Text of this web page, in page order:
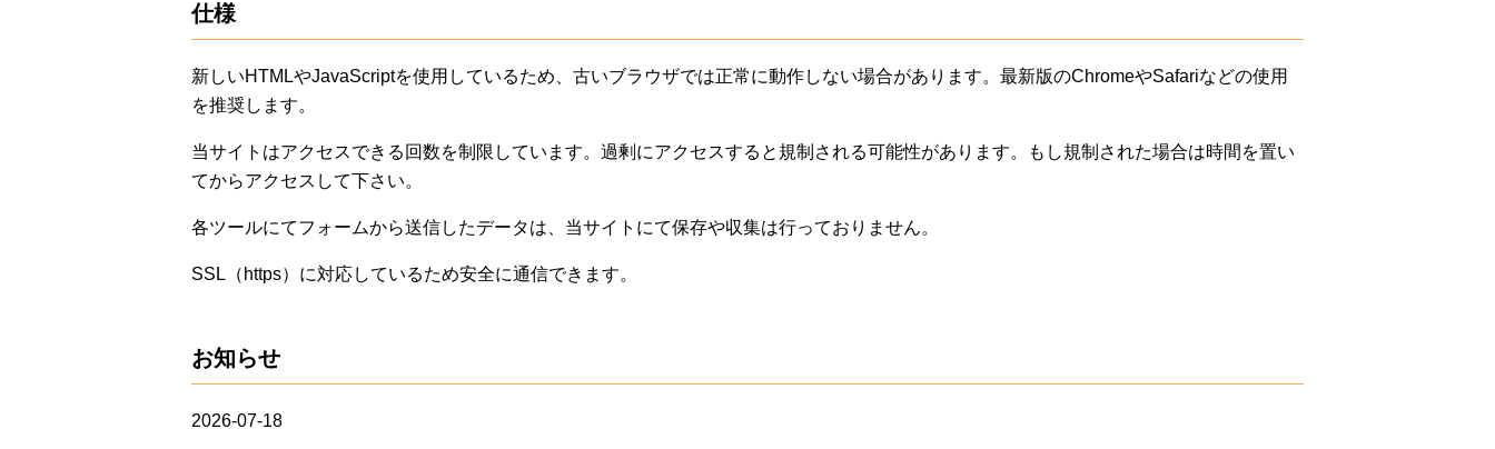
仕様
新しいHTMLやJavaScriptを使用しているため、古いブラウザでは正常に動作しない場合があります。最新版のChromeやSafariなどの使用
を推奨します。
当サイトはアクセスできる回数を制限しています。過剰にアクセスすると規制される可能性があります。もし規制された場合は時間を置い
てからアクセスして下さい。
各ツールにてフォームから送信したデータは、当サイトにて保存や収集は行っておりません。
SSL（https）に対応しているため安全に通信できます。
お知らせ
2026-07-18